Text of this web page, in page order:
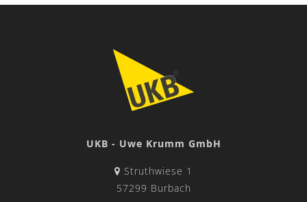
UKB - Uwe Krumm GmbH
Struthwiese 1
57299 Burbach